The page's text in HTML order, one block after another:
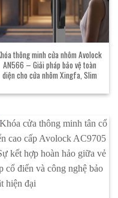
thông minh cửa nhôm Avolock
AN566 – Giải pháp bảo vệ toàn
diện cho cửa nhôm Xingfa, Slim